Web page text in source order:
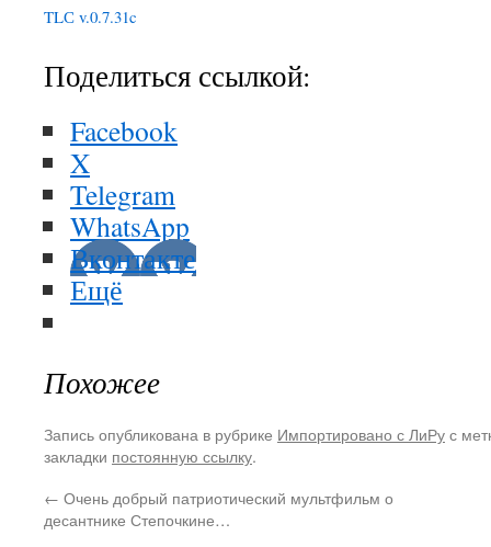
TLС v.0.7.31c
Поделиться ссылкой:
Facebook
X
Telegram
WhatsApp
Вконтакте
Ещё
Похожее
Запись опубликована в рубрике Импортировано с ЛиРус
закладки постоянную ссылку.
← Очень добрый патриотический мультфильм о
десантнике Степочкине…